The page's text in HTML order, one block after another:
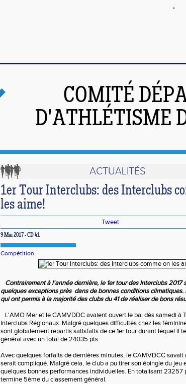
COMITÉ
D'ATHLÉTISME
ACTUALITÉS
1er Tour Interclubs: des Interclubs
les aime!
Tweet
9 Mai 2017 - CD 41
Compétition
Contrairement à l'année dernière, le 1er tour des Interclubs 2017
quelques exceptions près dans de bonnes conditions climatiques.
qui ont permis à la majorité des clubs du 41 de réaliser de bons
L'AMO Mer et le CAMVDDC avaient ouvert le bal dès samedi à
Interclubs Régionaux. Malgré quelques difficultés chez les
sont globalement repartis satisfaits de ce 1er tour durant lequel il
général avec un total de 24035 pts.
Avec quelques forfaits de dernières minutes, le CAMVDCC savait
serait compliqué. Malgré cela, le club a pu tirer son épingle du jeu
quelques bonnes performances individuelles. En totalisant 23257
termine 5ème du classement général.